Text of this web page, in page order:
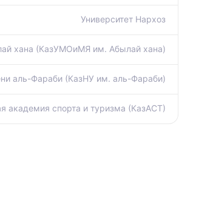
Университет Нархоз
хана (КазУМОиМЯ им. Абылай хана)
аль-Фараби (КазНУ им. аль-Фараби)
академия спорта и туризма (КазАСТ)